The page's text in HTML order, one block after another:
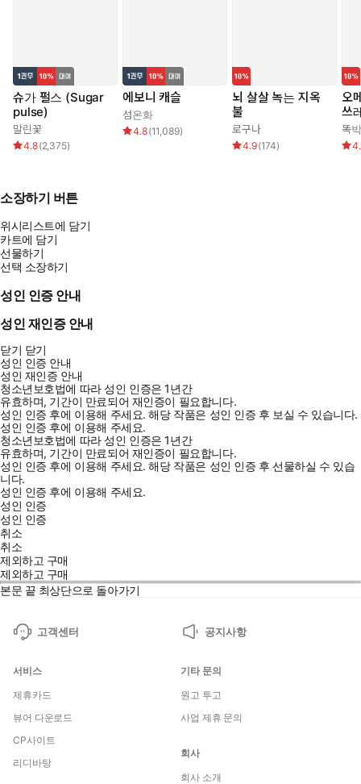
슈가 펄스 (Sugar
pulse)
말린꽃
4.8(2,375)
에보니 캐슬
섬온화
4.8(11,089)
뇌 살살 녹는 지옥
불
로구나
4.9(174)
오
쓰
똑
소장하기 버튼
위시리스트에 담기
카트에 담기
선물하기
선택 소장하기
성인 인증 안내
성인 재인증 안내
닫기 닫기
성인 인증 안내
성인 재인증 안내
청소년보호법에 따라 성인 인증은 1년간
유효하며, 기간이 만료되어 재인증이 필요합니다.
성인 인증 후에 이용해 주세요.해당 작품은 성인 인증 후 보실 수 있습니다.
성인 인증 후에 이용해 주세요.
청소년보호법에 따라 성인 인증은 1년간
유효하며, 기간이 만료되어 재인증이 필요합니다.
성인 인증 후에 이용해 주세요.해당 작품은 성인 인증 후 선물하실 수 있습
니다.
성인 인증 후에 이용해 주세요.
성인 인증
성인 인증
취소
취소
제외하고 구매
제외하고 구매
본문 끝 최상단으로 돌아가기
고객센터 공지사항
서비스
제휴카드
뷰어 다운로드
CP사이트
리디바탕
기타 문의
원고 투고
사업 제휴 문의
회사
회사 소개